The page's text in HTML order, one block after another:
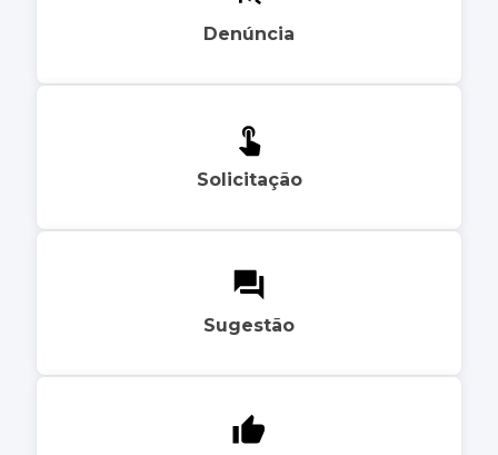
Denúncia
Solicitação
Sugestão